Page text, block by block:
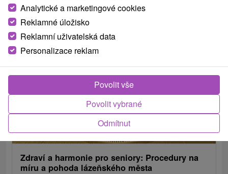
/noc/osoba
Zdraví a harmonie pro seniory: Procedury na
míru a pohoda lázeňského města
Analytické a marketingové cookies
Reklamné úložisko
Reklamní uživatelská data
Personalizace reklam
Odmítnut
Povolit vybrané
Povolit vše